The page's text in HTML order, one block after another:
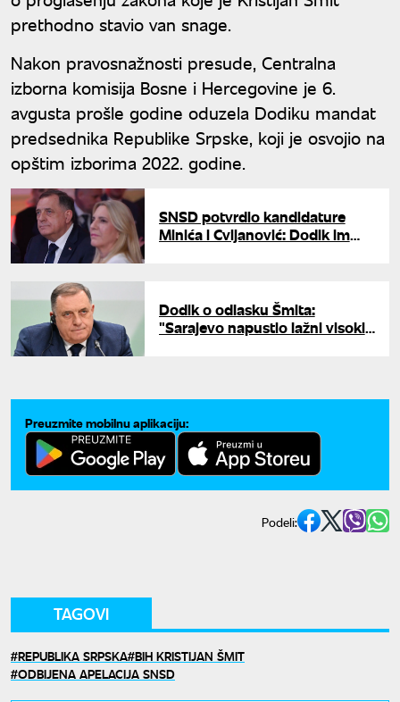
prethodno stavio van snage.
Nakon pravosnažnosti presude, Centralna
izborna komisija Bosne i Hercegovine je 6.
avgusta prošle godine oduzela Dodiku mandat
predsednika Republike Srpske, koji je osvojio na
opštim izborima 2022. godine.
SNSD potvrdio kandidature
Minića i Cvijanović: Dodik im
Dodik o odlasku Šmita:
"Sarajevo napustio lažni visoki
Preuzmite mobilnu aplikaciju:
Podeli:
TAGOVI
REPUBLIKA SRPSKA BIH KRISTIJAN ŠMIT
ODBIJENA APELACIJA SNSD